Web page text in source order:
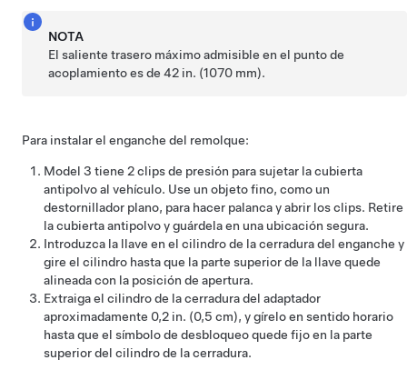
NOTA
El saliente trasero máximo admisible en el punto de
acoplamiento es de42 in. (1070 mm).
Para instalar el enganche del remolque:
Model 3 tiene 2 clips de presión para sujetar la cubierta
antipolvo al vehículo. Use un objeto fino, como un
destornillador plano, para hacer palanca y abrir los clips. Retire
la cubierta antipolvo y guárdela en una ubicación segura.
Introduzca la llave en el cilindro de la cerradura del enganche y
gire el cilindro hasta que la parte superior de la llave quede
alineada con la posición de apertura.
Extraiga el cilindro de la cerradura del adaptador
aproximadamente 0,2 in. (0,5 cm), y gírelo en sentido horario
hasta que el símbolo de desbloqueo quede fijo en la parte
superior del cilindro de la cerradura.